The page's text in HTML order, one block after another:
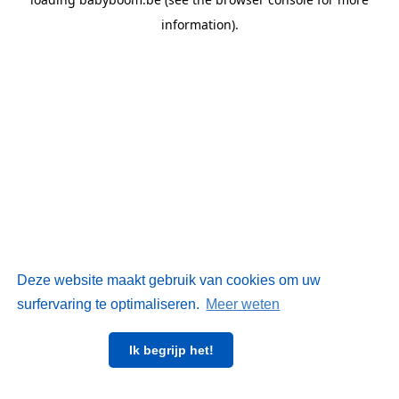
Deze website maakt gebruik van cookies om uw
surfervaring te optimaliseren. Meer weten
Ik begrijp het!
information).